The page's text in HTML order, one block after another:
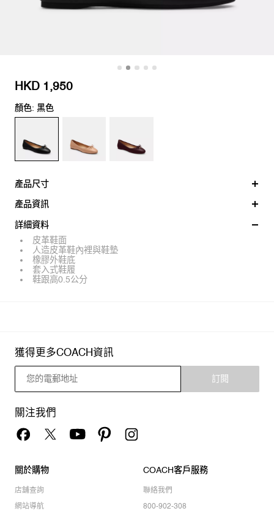
HKD 1,950
顏色: 黑色
產品尺寸
產品資訊
詳細資料
皮革鞋面
人造皮革鞋內裡與鞋墊
橡膠外鞋底
套入式鞋履
鞋跟高0.5公分
獲得更多COACH資訊
訂閱
關注我們
關於購物
店舖查詢
網站導航
COACH客戶服務
聯絡我們
800-902-308